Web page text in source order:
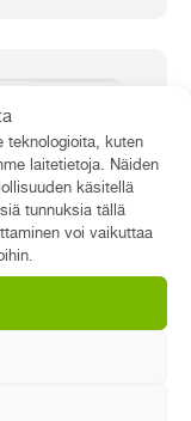
teknologioita, kuten
laitetietoja. Näiden
käsitellä
tunnuksia tällä
voi vaikuttaa
kotihoidon